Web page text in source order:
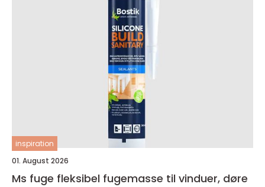
inspiration
01. August 2026
Ms fuge fleksibel fugemasse til vinduer, døre